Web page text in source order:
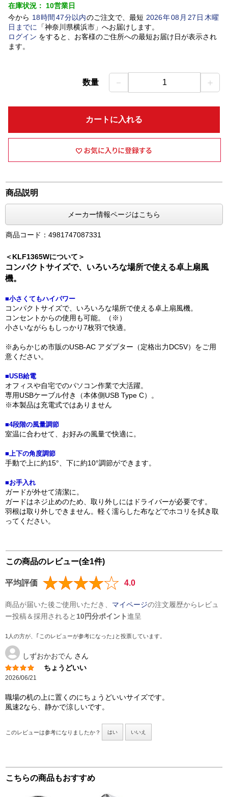
在庫状況： 10営業日
今から 18時間 47分以内のご注文で、最短 2026年08 月 27 日木曜
日 までに 「神奈川県横浜市」 へお届けします。
ログイン をすると、お客様のご住所への最短お届け日が表示され
ます。
数量 － 1 ＋
カートに入れる
商品説明
メーカー情報ページはこちら
商品コード：4981747087331
＜KLF1365Wについて＞
コンパクトサイズで、いろいろな場所で使える卓上扇風
機。
■小さくてもハイパワー
コンパクトサイズで、いろいろな場所で使える卓上扇風機。
コンセントからの使用も可能。（※）
小さいながらもしっかり7枚羽で快適。
※あらかじめ市販のUSB-AC アダプター（定格出力DC5V）をご用
意ください。
■USB給電
オフィスや自宅でのパソコン作業で大活躍。
専用USBケーブル付き（本体側USB Type C）。
※本製品は充電式ではありません
■4段階の風量調節
室温に合わせて、お好みの風量で快適に。
■上下の角度調節
手動で上に約15°、下に約10°調節ができます。
■お手入れ
ガードが外せて清潔に。
ガードはネジ止めのため、取り外しにはドライバーが必要です。
羽根は取り外しできません。軽く濡らした布などでホコリを拭き取
ってください。
この商品のレビュー(全1件)
平均評価 4.0
商品が届いた後ご使用いただき、 マイページの注文履歴からレビュ
ー投稿＆採用されると 10円分ポイント進呈
1人の方が、｢このレビューが参考になった｣と投票しています。
しずおかおでん さん
ちょうどいい
2026/06/21
職場の机の上に置くのにちょうどいいサイズです。
風速2なら、静かで涼しいです。
このレビューは参考になりましたか？ はい いいえ
こちらの商品もおすすめ